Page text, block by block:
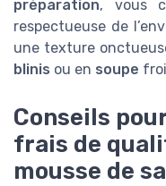
préparation, vous
respectueuse de
une texture
blinis ou en soupe
Conseils
frais de
mousse de